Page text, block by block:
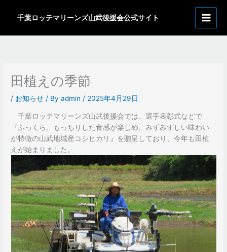
千葉ロッテマリーンズ山武後援会公式サイト
田植えの季節
/ お知らせ / Byadmin/ 2025年4月29日
千葉ロッテマリーンズ山武後援会では、選手表彰式などで
『ふっくら、もっちりした食感が楽しめ、みずみずしい味わい
が特徴の山武地域産コシヒカリ』を贈呈しており、今年も田植
えが始まりました。
ー